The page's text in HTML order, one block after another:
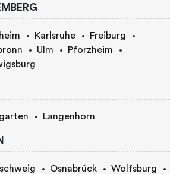
Karlsruhe
Freiburg
Ulm
Pforzheim
Langenhorn
Osnabrück
Wolfsburg